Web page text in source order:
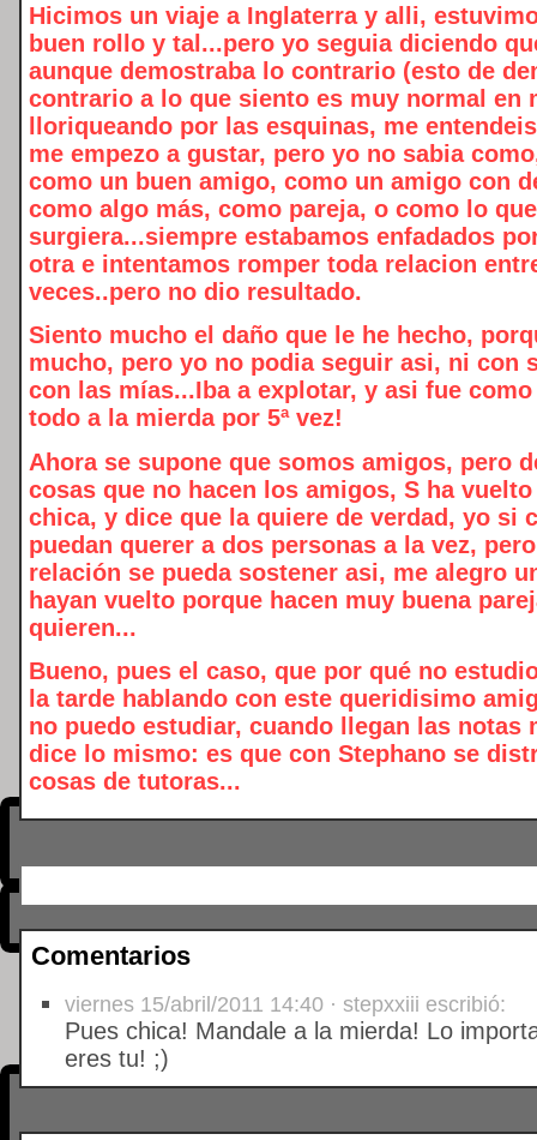
Hicimos un viaje a Inglaterra y alli,
buen rollo y tal...pero yo seguia diciendo
aunque demostraba lo contrario (esto de
contrario a lo que siento es muy normal en
lloriqueando por las esquinas, me
me empezo a gustar, pero yo no sabia
como un buen amigo, como un amigo con
como algo más, como pareja, o como lo que
surgiera...siempre estabamos enfadados
otra e intentamos romper toda relacion
veces..pero no dio resultado.
Siento mucho el daño que le he hecho,
mucho, pero yo no podia seguir asi, ni con
con las mías...Iba a explotar, y asi fue
todo a la mierda por 5ª vez!
Ahora se supone que somos amigos, pero
cosas que no hacen los amigos, S ha vuelto
chica, y dice que la quiere de verdad, yo si
puedan querer a dos personas a la vez,
relación se pueda sostener asi, me alegro
hayan vuelto porque hacen muy buena
quieren...
Bueno, pues el caso, que por qué no
la tarde hablando con este queridisimo
no puedo estudiar, cuando llegan las notas
dice lo mismo: es que con Stephano se
cosas de tutoras...
Comentarios
viernes 15/abril/2011 14:40 · stepxxiii escribió:
Pues chica! Mandale a la mierda! Lo
eres tu! ;)